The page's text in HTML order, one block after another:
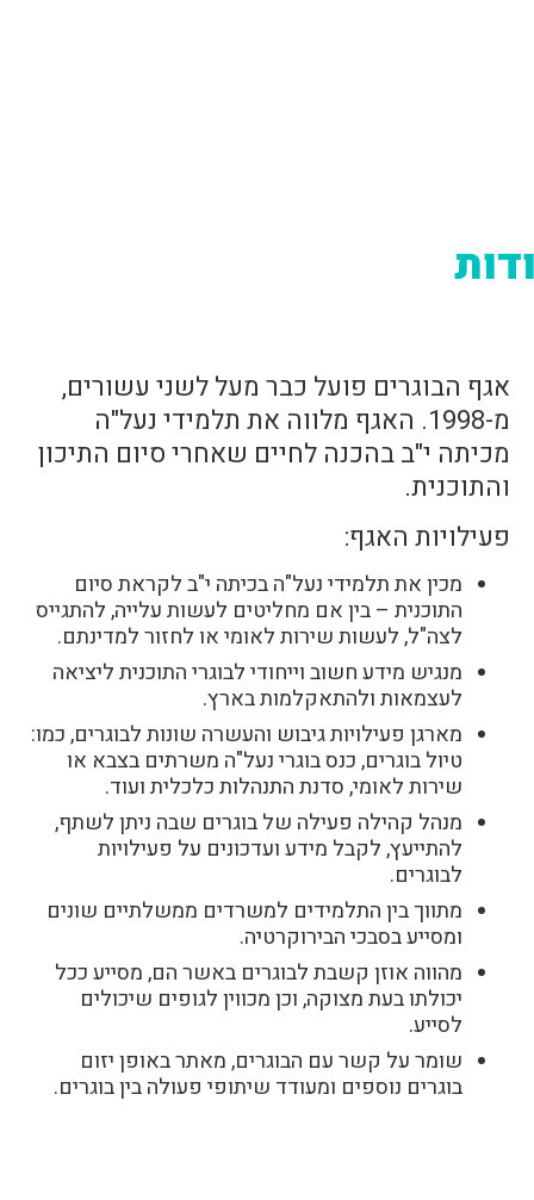
אגף הבוגרים פועל כבר מעל לשני עשורים,
מ-1998. האגף מלווה את תלמידי נעל"ה
מכיתה י"ב בהכנה לחיים שאחרי סיום התיכון
והתוכנית.
פעילויות האגף:
מכין את תלמידי נעל"ה בכיתה י"ב לקראת סיום
התוכנית – בין אם מחליטים לעשות עלייה, להתגייס
לצה"ל, לעשות שירות לאומי או לחזור למדינתם.
מנגיש מידע חשוב וייחודי לבוגרי התוכנית ליציאה
לעצמאות ולהתאקלמות בארץ.
מארגן פעילויות גיבוש והעשרה שונות לבוגרים, כמו:
טיול בוגרים, כנס בוגרי נעל"ה משרתים בצבא או
שירות לאומי, סדנת התנהלות כלכלית ועוד.
מנהל קהילה פעילה של בוגרים שבה ניתן לשתף,
להתייעץ, לקבל מידע ועדכונים על פעילויות
לבוגרים.
מתווך בין התלמידים למשרדים ממשלתיים שונים
ומסייע בסבכי הבירוקרטיה.
מהווה אוזן קשבת לבוגרים באשר הם, מסייע ככל
יכולתו בעת מצוקה, וכן מכווין לגופים שיכולים
לסייע.
שומר על קשר עם הבוגרים, מאתר באופן יזום
בוגרים נוספים ומעודד שיתופי פעולה בין בוגרים.